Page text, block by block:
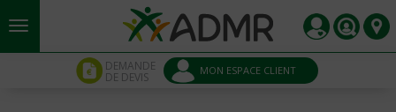
Aller au contenu principal
DEMANDE
DE DEVIS MON ESPACE CLIENT
Panneau de gestion des cookies